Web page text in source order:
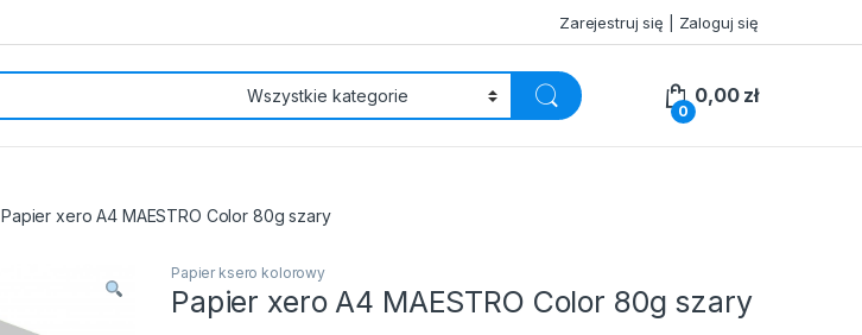
Zarejestruj się | Zaloguj się
0
0,00 zł
Papier xero A4 MAESTRO Color 80g szary
Papier ksero kolorowy
Papier xero A4 MAESTRO Color 80g szary